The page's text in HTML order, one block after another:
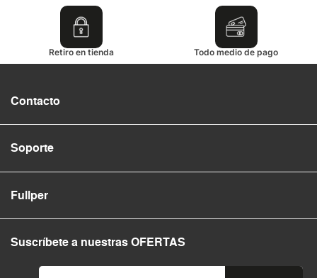
Retiro en tienda Todo medio de pago
Contacto
Soporte
Fullper
Suscríbete a nuestras OFERTAS